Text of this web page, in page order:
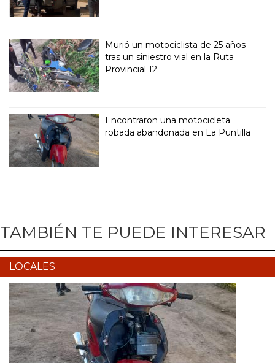
Murió un motociclista de 25 años
tras un siniestro vial en la Ruta
Provincial 12
Encontraron una motocicleta
robada abandonada en La Puntilla
TAMBIÉN TE PUEDE INTERESAR
LOCALES